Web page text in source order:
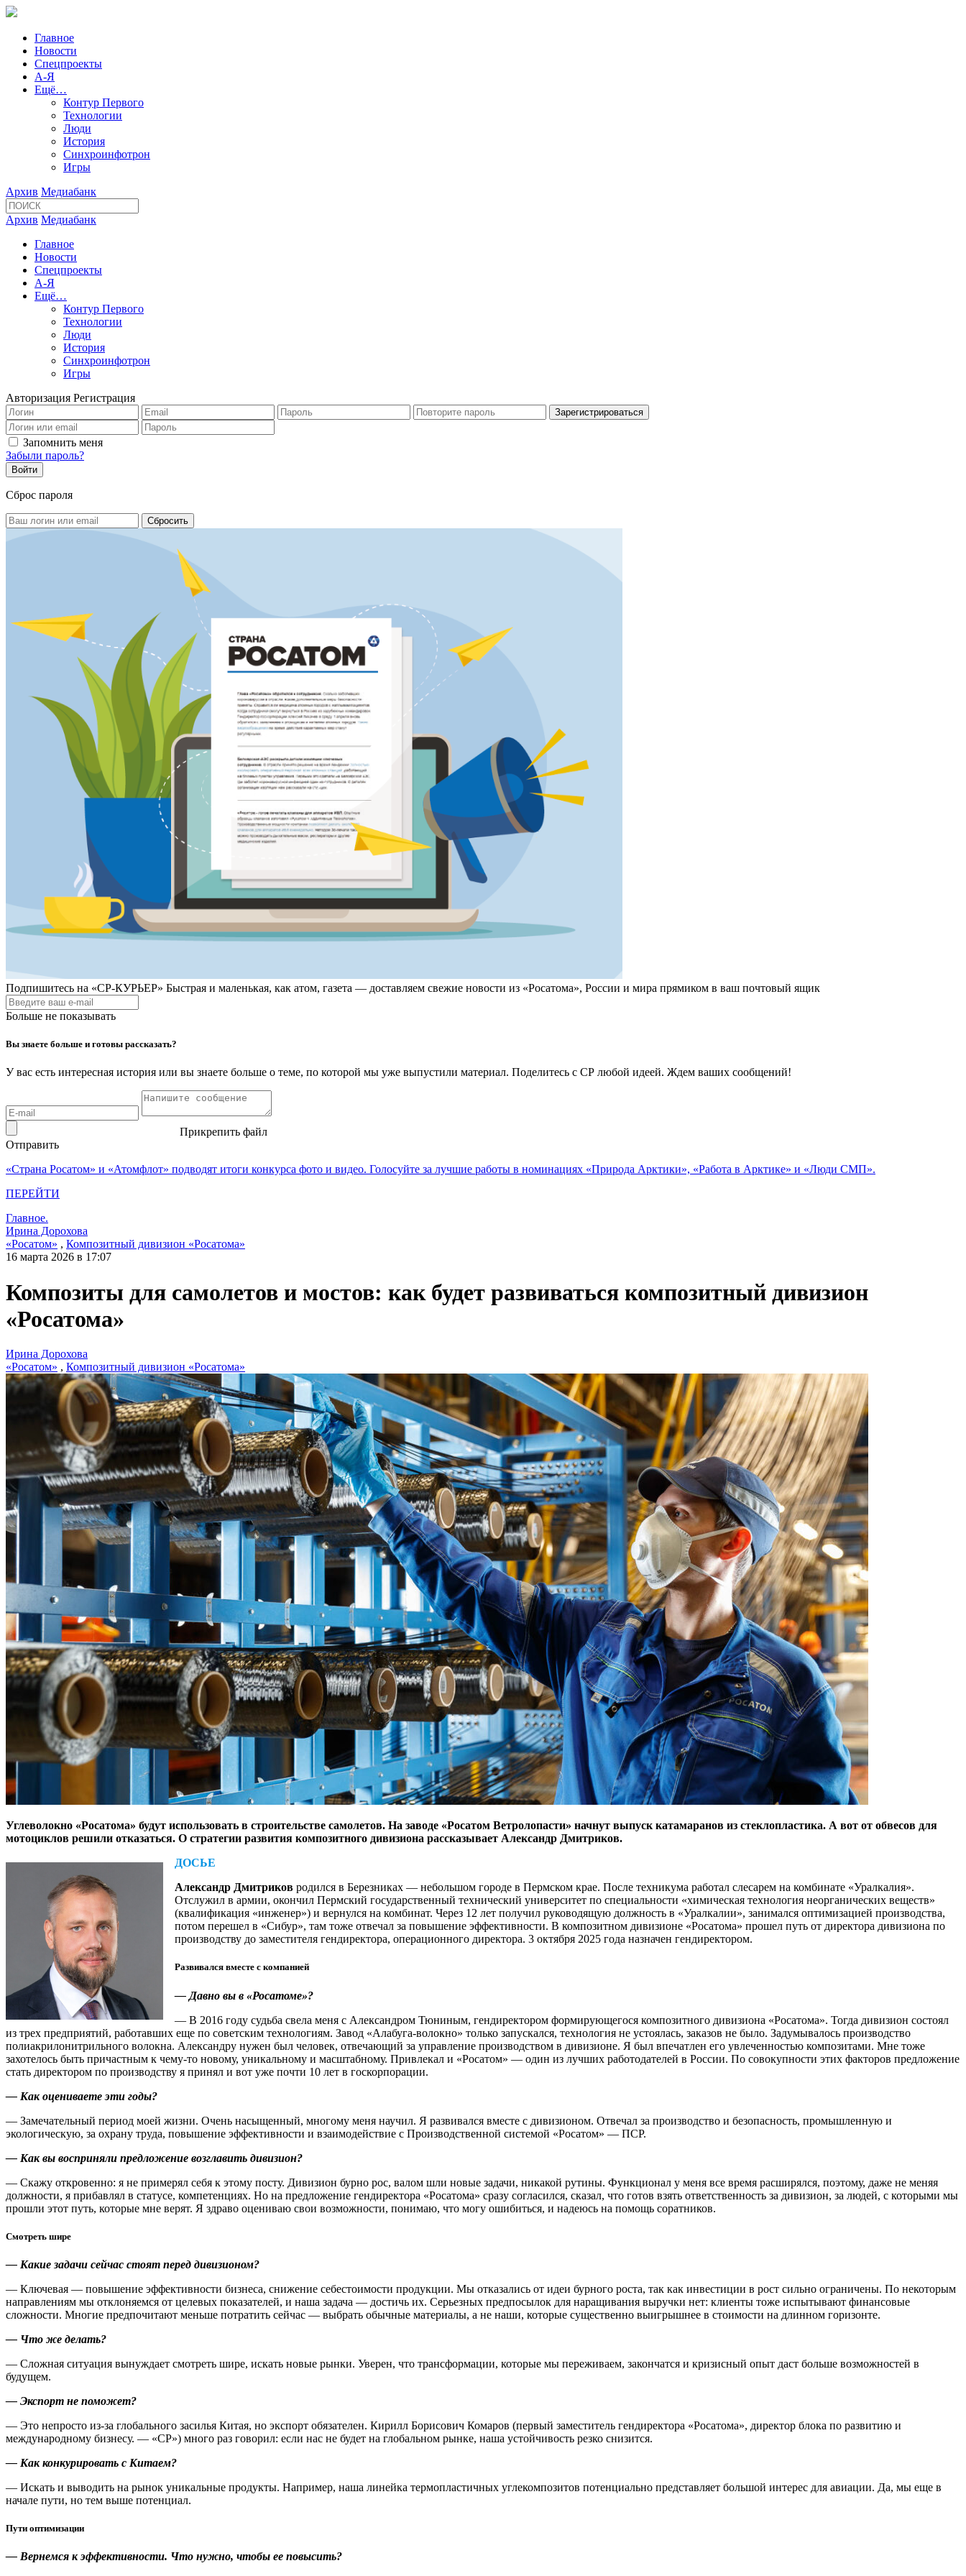
Главное
Новости
Спецпроекты
А-Я
Ещё…
Контур Первого
Технологии
Люди
История
Синхроинфотрон
Игры
Архив Медиабанк
Архив Медиабанк
Главное
Новости
Спецпроекты
А-Я
Ещё…
Контур Первого
Технологии
Люди
История
Синхроинфотрон
Игры
Авторизация Регистрация
Запомнить меня
Забыли пароль?
Сброс пароля
Подпишитесь на «СР-КУРЬЕР» Быстрая и маленькая, как атом, газета — доставляем свежие новости из «Росатома», России и мира прямиком в ваш почтовый ящик
Больше не показывать
Вы знаете больше и готовы рассказать?
У вас есть интересная история или вы знаете больше о теме, по которой мы уже выпустили материал. Поделитесь с СР любой идеей. Ждем ваших сообщений!
Прикрепить файл
Отправить
«Страна Росатом» и «Атомфлот» подводят итоги конкурса фото и видео. Голосуйте за лучшие работы в номинациях «Природа Арктики», «Работа в Арктике» и «Люди СМП».
ПЕРЕЙТИ
Главное.
Ирина Дорохова
«Росатом» , Композитный дивизион «Росатома»
16 марта 2026 в 17:07
Композиты для самолетов и мостов: как будет развиваться композитный дивизион
«Росатома»
Ирина Дорохова
«Росатом» , Композитный дивизион «Росатома»
Углеволокно «Росатома» будут использовать в строительстве самолетов. На заводе «Росатом Ветролопасти» начнут выпуск катамаранов из стеклопластика. А вот от обвесов для
мотоциклов решили отказаться. О стратегии развития композитного дивизиона рассказывает Александр Дмитриков.
ДОСЬЕ
Александр Дмитриков родился в Березниках — небольшом городе в Пермском крае. После техникума работал слесарем на комбинате «Уралкалия».
Отслужил в армии, окончил Пермский государственный технический университет по специальности «химическая технология неорганических веществ»
(квалификация «инженер») и вернулся на комбинат. Через 12 лет получил руководящую должность в «Уралкалии», занимался оптимизацией производства,
потом перешел в «Сибур», там тоже отвечал за повышение эффективности. В композитном дивизионе «Росатома» прошел путь от директора дивизиона по
производству до заместителя гендиректора, операционного директора. 3 октября 2025 года назначен гендиректором.
Развивался вместе с компанией
— Давно вы в «Росатоме»?
— В 2016 году судьба свела меня с Александром Тюниным, гендиректором формирующегося композитного дивизиона «Росатома». Тогда дивизион состоял
из трех предприятий, работавших еще по советским технологиям. Завод «Алабуга-волокно» только запускался, технология не устоялась, заказов не было. Задумывалось производство
полиакрилонитрильного волокна. Александру нужен был человек, отвечающий за управление производством в дивизионе. Я был впечатлен его увлеченностью композитами. Мне тоже
захотелось быть причастным к чему-то новому, уникальному и масштабному. Привлекал и «Росатом» — один из лучших работодателей в России. По совокупности этих факторов предложение
стать директором по производству я принял и вот уже почти 10 лет в госкорпорации.
— Как оцениваете эти годы?
— Замечательный период моей жизни. Очень насыщенный, многому меня научил. Я развивался вместе с дивизионом. Отвечал за производство и безопасность, промышленную и
экологическую, за охрану труда, повышение эффективности и взаимодействие с Производственной системой «Росатом» — ПСР.
— Как вы восприняли предложение возглавить дивизион?
— Скажу откровенно: я не примерял себя к этому посту. Дивизион бурно рос, валом шли новые задачи, никакой рутины. Функционал у меня все время расширялся, поэтому, даже не меняя
должности, я прибавлял в статусе, компетенциях. Но на предложение гендиректора «Росатома» сразу согласился, сказал, что готов взять ответственность за дивизион, за людей, с которыми мы
прошли этот путь, которые мне верят. Я здраво оцениваю свои возможности, понимаю, что могу ошибиться, и надеюсь на помощь соратников.
Смотреть шире
— Какие задачи сейчас стоят перед дивизионом?
— Ключевая — повышение эффективности бизнеса, снижение себестоимости продукции. Мы отказались от идеи бурного роста, так как инвестиции в рост сильно ограничены. По некоторым
направлениям мы отклоняемся от целевых показателей, и наша задача — достичь их. Серьезных предпосылок для наращивания выручки нет: клиенты тоже испытывают финансовые
сложности. Многие предпочитают меньше потратить сейчас — выбрать обычные материалы, а не наши, которые существенно выигрышнее в стоимости на длинном горизонте.
— Что же делать?
— Сложная ситуация вынуждает смотреть шире, искать новые рынки. Уверен, что трансформации, которые мы переживаем, закончатся и кризисный опыт даст больше возможностей в
будущем.
— Экспорт не поможет?
— Это непросто из-за глобального засилья Китая, но экспорт обязателен. Кирилл Борисович Комаров (первый заместитель гендиректора «Росатома», директор блока по развитию и
международному бизнесу. — «СР») много раз говорил: если нас не будет на глобальном рынке, наша устойчивость резко снизится.
— Как конкурировать с Китаем?
— Искать и выводить на рынок уникальные продукты. Например, наша линейка термопластичных углекомпозитов потенциально представляет большой интерес для авиации. Да, мы еще в
начале пути, но тем выше потенциал.
Пути оптимизации
— Вернемся к эффективности. Что нужно, чтобы ее повысить?